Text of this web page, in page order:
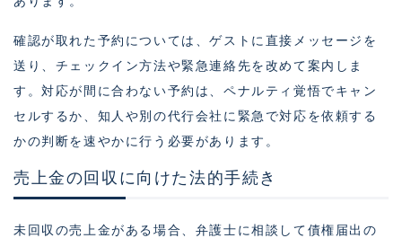
確認が取れた予約については、ゲストに直接メッセージを
送り、チェックイン方法や緊急連絡先を改めて案内しま
す。対応が間に合わない予約は、ペナルティ覚悟でキャン
セルするか、知人や別の代行会社に緊急で対応を依頼する
かの判断を速やかに行う必要があります。
売上金の回収に向けた法的手続き
未回収の売上金がある場合、弁護士に相談して債権届出の